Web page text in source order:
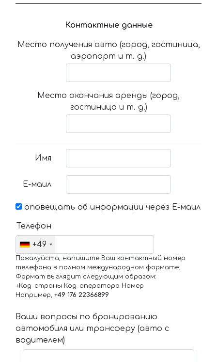
Контактные данные
Место получения авто (город, гостиница,
аэропорт и т. д.)
Место окончания аренды (город,
гостиница и т. д.)
Имя
Е-маил
оповещать об информации через Е-маил
Телефон
+49
Пожалуйста, напишите Ваш контактный номер
телефона в полном международном формате.
Формат выглядит следующим образом:
+Код_страны Код_оператора Номер
Например, +49 176 22366899
Ваши вопросы по бронированию
автомобиля или трансферу (авто с
водителем)